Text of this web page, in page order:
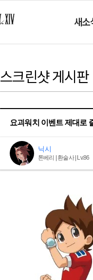
새소
스크린샷 게시판
요괴워치 이벤트 제대로
닉시
톤베리 | 환술사 | Lv.86